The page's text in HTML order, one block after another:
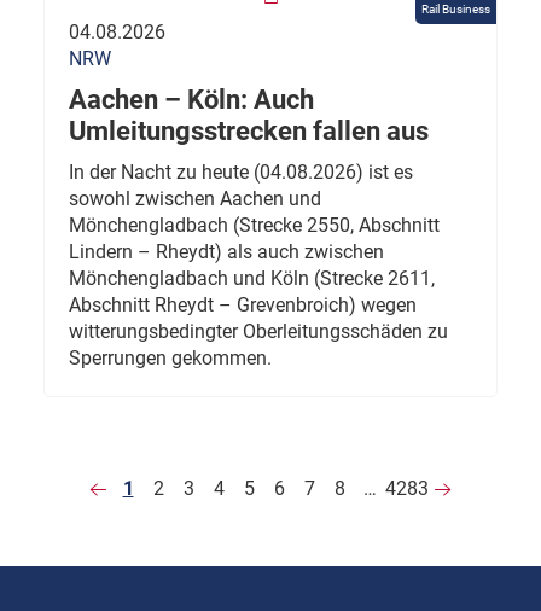
Rail Business
04.08.2026
NRW
Aachen – Köln: Auch
Umleitungsstrecken fallen aus
In der Nacht zu heute (04.08.2026) ist es
sowohl zwischen Aachen und
Mönchengladbach (Strecke 2550, Abschnitt
Lindern – Rheydt) als auch zwischen
Mönchengladbach und Köln (Strecke 2611,
Abschnitt Rheydt – Grevenbroich) wegen
witterungsbedingter Oberleitungsschäden zu
Sperrungen gekommen.
1 2 3 4 5 6 7 8 … 4283